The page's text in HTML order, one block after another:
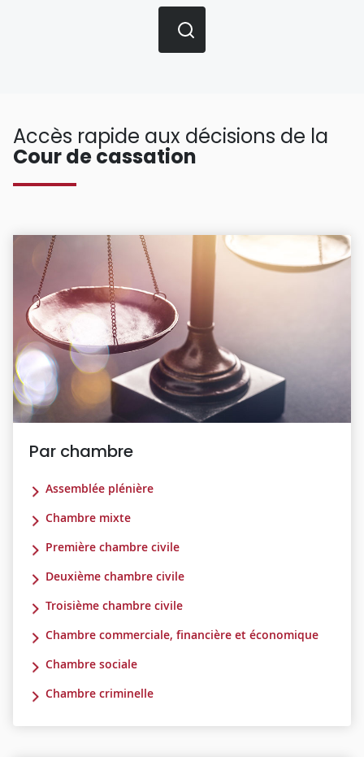
Accès rapide aux décisions de la
Cour de cassation
Par chambre
Assemblée plénière
Chambre mixte
Première chambre civile
Deuxième chambre civile
Troisième chambre civile
Chambre commerciale, financière et économique
Chambre sociale
Chambre criminelle